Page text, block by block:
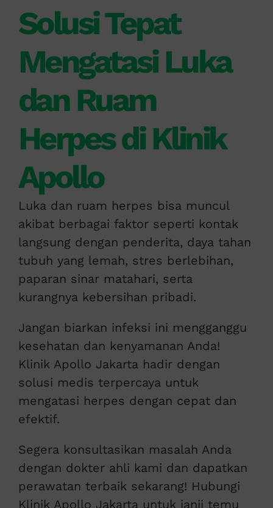
Solusi Tepat
Mengatasi Luka
dan Ruam
Herpes di Klinik
Apollo
Luka dan ruam herpes bisa muncul
akibat berbagai faktor seperti kontak
langsung dengan penderita, daya tahan
tubuh yang lemah, stres berlebihan,
paparan sinar matahari, serta
kurangnya kebersihan pribadi.
Jangan biarkan infeksi ini mengganggu
kesehatan dan kenyamanan Anda!
Klinik Apollo Jakarta hadir dengan
solusi medis terpercaya untuk
mengatasi herpes dengan cepat dan
efektif.
Segera konsultasikan masalah Anda
dengan dokter ahli kami dan dapatkan
perawatan terbaik sekarang! Hubungi
Klinik Apollo Jakarta untuk janji temu